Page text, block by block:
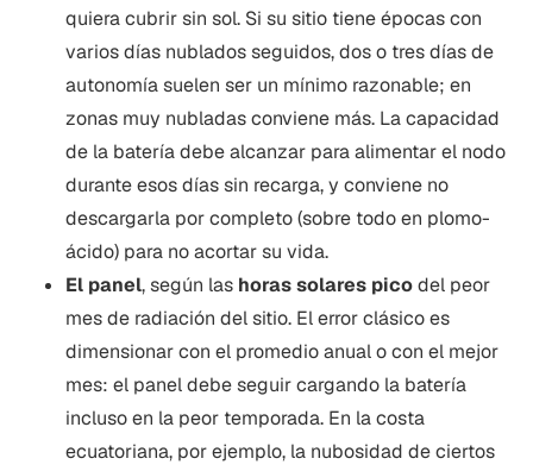
quiera cubrir sin sol. Si su sitio tiene épocas con
varios días nublados seguidos, dos o tres días de
autonomía suelen ser un mínimo razonable; en
zonas muy nubladas conviene más. La capacidad
de la batería debe alcanzar para alimentar el nodo
durante esos días sin recarga, y conviene no
descargarla por completo (sobre todo en plomo-
ácido) para no acortar su vida.
El panel, según las horas solares picodel peor
mes de radiación del sitio. El error clásico es
dimensionar con el promedio anual o con el mejor
mes: el panel debe seguir cargando la batería
incluso en la peor temporada. En la costa
ecuatoriana, por ejemplo, la nubosidad de ciertos